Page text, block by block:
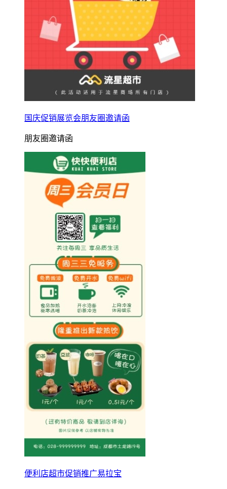
国庆促销展览会朋友圈邀请函
朋友圈邀请函
便利店超市促销推广易拉宝